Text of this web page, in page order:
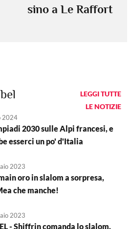
sino a Le Raffort
LEGGI TUTTE
LE NOTIZIE
2024
2030 sulle Alpi francesi, e
esserci un po' d'Italia
2023
oro in slalom a sorpresa,
che manche!
2023
- Shiffrin comanda lo slalom,